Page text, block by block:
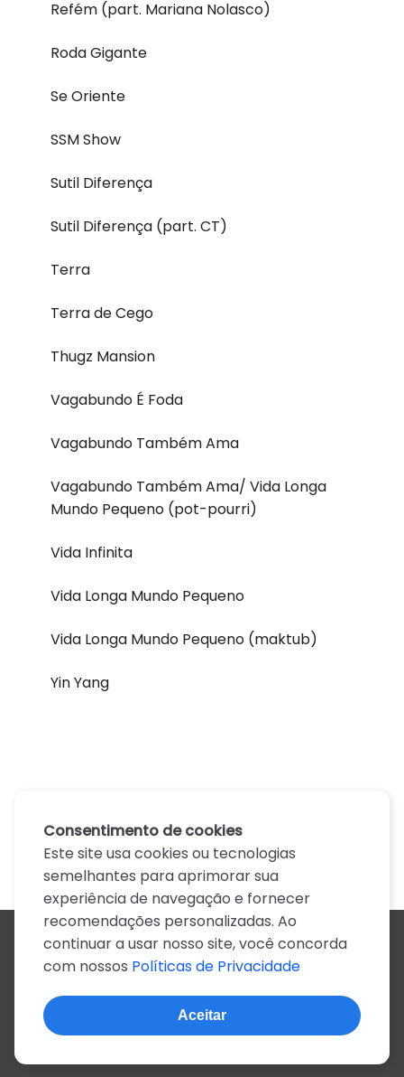
Refém (part. Mariana Nolasco)
Roda Gigante
Se Oriente
SSM Show
Sutil Diferença
Sutil Diferença (part. CT)
Terra
Terra de Cego
Thugz Mansion
Vagabundo É Foda
Vagabundo Também Ama
Vagabundo Também Ama/ Vida Longa
Mundo Pequeno (pot-pourri)
Vida Infinita
Vida Longa Mundo Pequeno
Vida Longa Mundo Pequeno (maktub)
Yin Yang
Todos os artistas
A
B C D E F G H I J
N
O P Q R S T U V W X
Z
0-9
Consentimento de cookies
Este site usa cookies ou tecnologias
semelhantes para aprimorar sua
experiência de navegação e fornecer
recomendações personalizadas. Ao
continuar a usar nosso site, você concorda
com nossos Políticas de Privacidade
Aceitar